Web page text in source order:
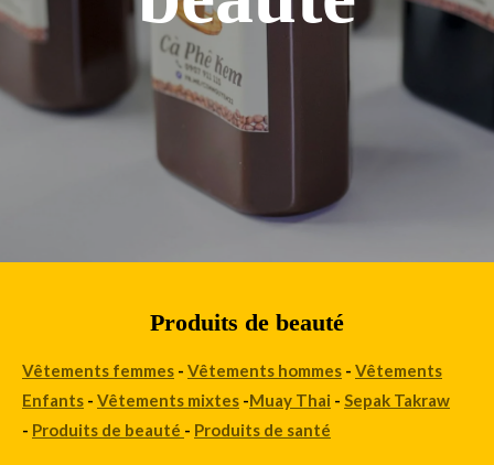
Produits de beauté
Vêtements femmes - Vêtements hommes - Vêtements
Enfants - Vêtements mixtes -Muay Thai - Sepak Takraw
- Produits de beauté - Produits de santé